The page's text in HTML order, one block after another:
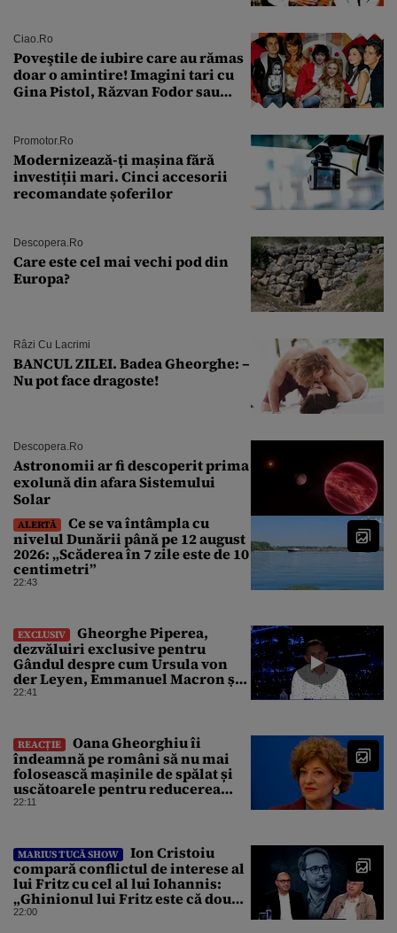
Ciao.ro
Poveştile de iubire care au rămas
doar o amintire! Imagini tari cu
Gina Pistol, Răzvan Fodor sau
Promotor.ro
Modernizează-ți mașina fără
investiții mari. Cinci accesorii
recomandate șoferilor
Descopera.ro
Care este cel mai vechi pod din
Europa?
Râzi Cu Lacrimi
BANCUL ZILEI. Badea Gheorghe: –
Nu pot face dragoste!
Descopera.ro
Astronomii ar fi descoperit prima
exolună din afara Sistemului
Solar
ALERTĂ
Ce se va întâmpla cu
nivelul Dunării până pe 12 august
2026: „Scăderea în 7 zile este de 10
centimetri”
22:43
EXCLUSIV
Gheorghe Piperea,
dezvăluiri exclusive pentru
Gândul despre cum Ursula von
der Leyen, Emmanuel Macron și
Zelenski plănuiesc pe Signal să îl
22:41
REACȚIE
Oana Gheorghiu îi
îndeamnă pe români să nu mai
folosească mașinile de spălat și
uscătoarele pentru reducerea
consumului de energie
22:11
MARIUS TUCĂ SHOW
Ion Cristoiu
compară conflictul de interese al
lui Fritz cu cel al lui Iohannis:
„Ghinionul lui Fritz este că două
instanțe l-au declarat
22:00